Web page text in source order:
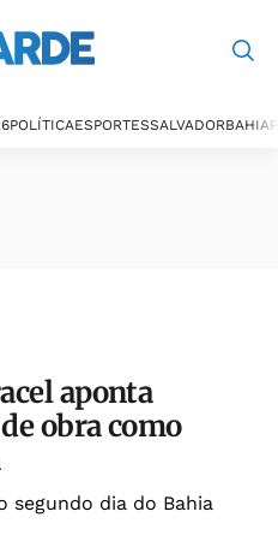
POLÍTICAESPORTESSALVADORBAHIA
aponta
obra como
segundo dia do Bahia